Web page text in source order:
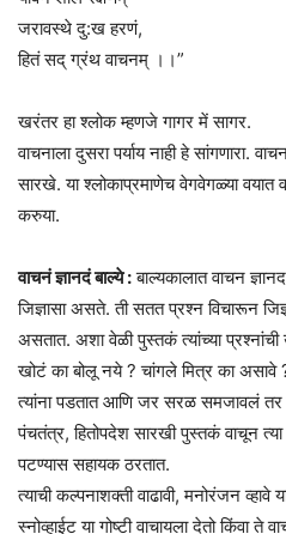
जरावस्थे दु:ख हरणं,
हितं सद् ग्रंथ वाचनम् ।।”
खरंतर हा श्लोक म्हणजे गागर में सागर.
वाचनाला दुसरा पर्याय नाही हे सांगणारा.
सारखे. या श्लोकाप्रमाणेच वेगवेगळ्या वयात
करुया.
वाचनं ज्ञानदं बाल्ये :बाल्यकालात वाचन
जिज्ञासा असते. ती सतत प्रश्न विचारून
असतात. अशा वेळी पुस्तकं त्यांच्या
खोटं का बोलू नये ? चांगले मित्र का असावे
त्यांना पडतात आणि जर सरळ समजावलं तर
पंचतंत्र, हितोपदेश सारखी पुस्तकं वाचून त्या
पटण्यास सहायक ठरतात.
त्याची कल्पनाशक्ती वाढावी, मनोरंजन
स्नोव्हाईट या गोष्टी वाचायला देतो किंवा ते